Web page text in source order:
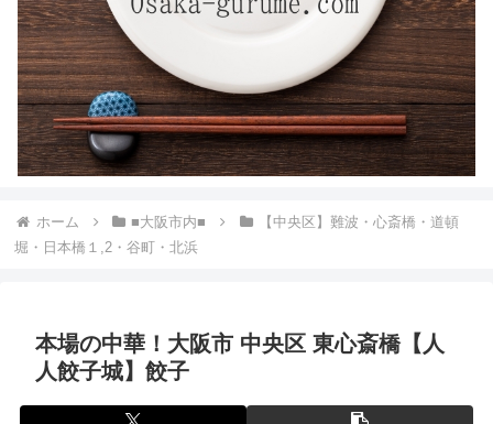
ホーム ■大阪市内■
【中央区】難波・心斎橋・道頓
堀・日本橋１,2・谷町・北浜
本場の中華！大阪市 中央区 東心斎橋【人
人餃子城】餃子